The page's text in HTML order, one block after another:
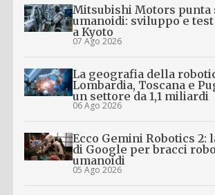
Mitsubishi Motors punta
umanoidi: sviluppo e
a Kyoto
07 Ago 2026
La geografia della
Lombardia, Toscana e
un settore da 1,1 miliardi
06 Ago 2026
Ecco Gemini Robotics 2:
di Google per bracci
umanoidi
05 Ago 2026